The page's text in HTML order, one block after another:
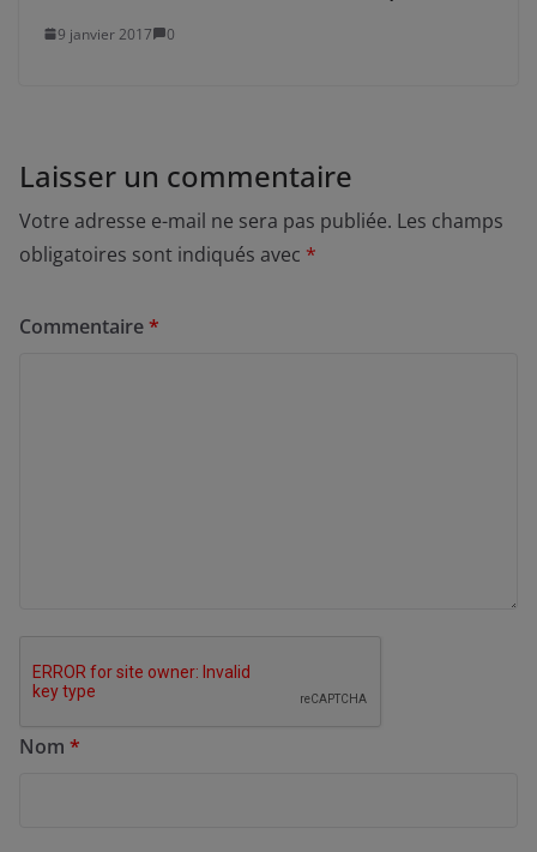
9 janvier 2017 0
Laisser un commentaire
Votre adresse e-mail ne sera pas publiée. Les champs
obligatoires sont indiqués avec *
Commentaire*
Nom *